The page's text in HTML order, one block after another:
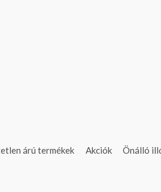
árú termékek Akciók Önálló